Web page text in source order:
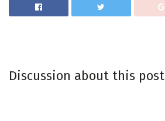
Discussion about this post